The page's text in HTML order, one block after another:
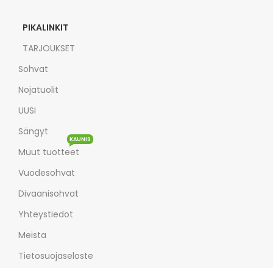
PIKALINKIT
TARJOUKSET
Sohvat
Nojatuolit
UUSI
Sängyt
Muut tuotteet
KAUNIS
Vuodesohvat
Divaanisohvat
Yhteystiedot
Meista
Tietosuojaseloste